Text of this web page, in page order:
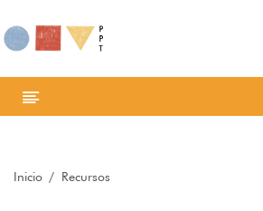
Inicio Recursos